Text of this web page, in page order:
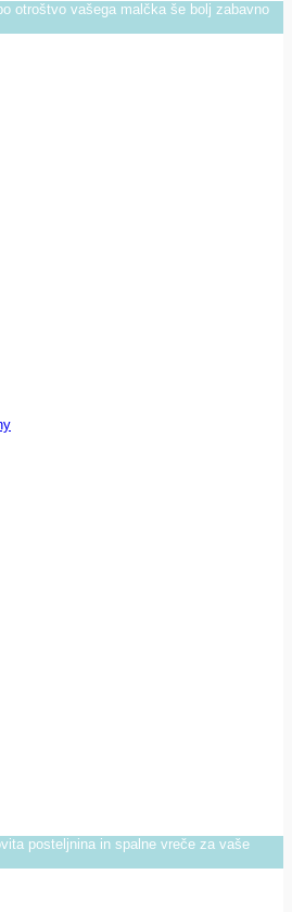
otroštvo vašega malčka še bolj zabavno
posteljnina in spalne vreče za vaše